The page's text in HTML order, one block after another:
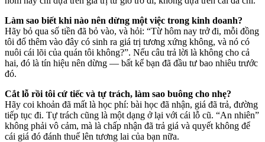
Làm sao biết khi nào nên dừng một việc trong kinh doanh?
Hãy bỏ qua số tiền đã bỏ vào, và hỏi: “Từ hôm nay trở đi, mỗi đồng
tôi đổ thêm vào đây có sinh ra giá trị tương xứng không, và nó có
nuôi cái lõi của quán tôi không?”. Nếu câu trả lời là không cho cả
hai, đó là tín hiệu nên dừng — bất kể bạn đã đầu tư bao nhiêu trước
đó.
Cắt lỗ rồi tôi cứ tiếc và tự trách, làm sao buông cho nhẹ?
Hãy coi khoản đã mất là học phí: bài học đã nhận, giá đã trả, đường
tiếp tục đi. Tự trách cũng là một dạng ở lại với cái lỗ cũ. “An nhiên”
không phải vô cảm, mà là chấp nhận đã trả giá và quyết không để
cái giá đó đánh thuế lên tương lai của bạn nữa.